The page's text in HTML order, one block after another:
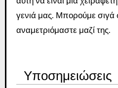
γενιά μας. Μπορούμε σιγά
αναμετριόμαστε μαζί της.
Υποσημειώσεις